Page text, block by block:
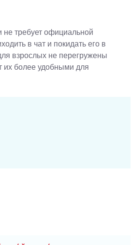
требует официальной
в чат и покидать его в
взрослых не перегружены
их более удобными для